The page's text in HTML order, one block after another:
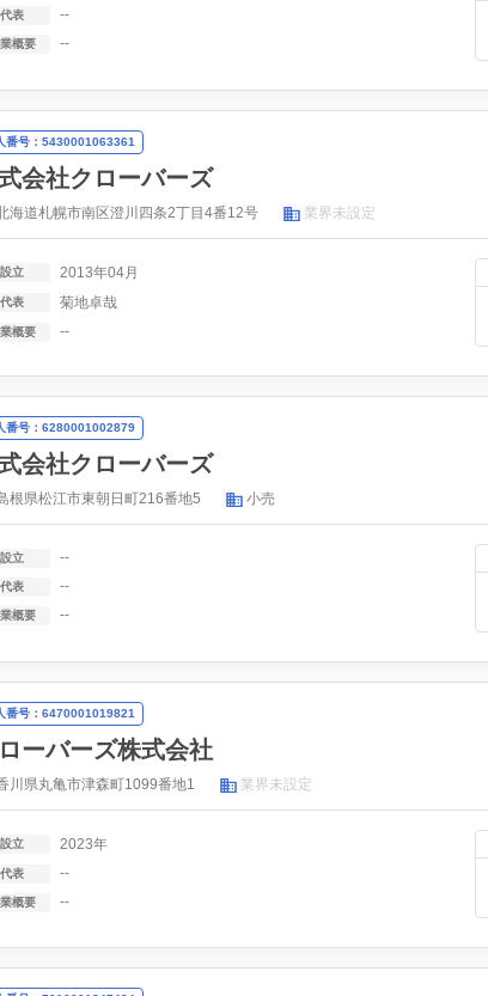
代表 --
概要 --
番号：5430001063361
会社クローバーズ
海道札幌市南区澄川四条2丁目4番12号 業界未設定
設立 2013年04月
代表 菊地卓哉
概要 --
番号：6280001002879
会社クローバーズ
根県松江市東朝日町216番地5 小売
設立 --
代表 --
概要 --
番号：6470001019821
ーバーズ株式会社
川県丸亀市津森町1099番地1 業界未設定
設立 2023年
代表 --
概要 --